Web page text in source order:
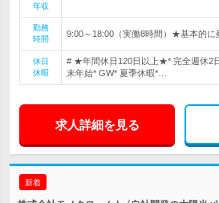
年収
勤務
時間
9:00～18:00（実働8時間）★基本的
休日
休暇
# ★年間休日120日以上★* 完全週休2
末年始* GW* 夏季休暇*…
求人詳細を見る
新着